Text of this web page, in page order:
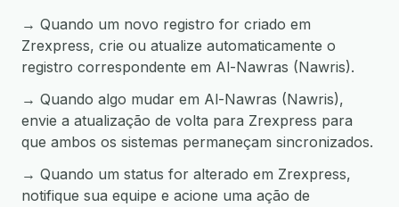
→ Quando um novo registro for criado em
Zrexpress, crie ou atualize automaticamente o
registro correspondente em Al-Nawras (Nawris).
→ Quando algo mudar em Al-Nawras (Nawris),
envie a atualização de volta para Zrexpress para
que ambos os sistemas permaneçam sincronizados.
→ Quando um status for alterado em Zrexpress,
notifique sua equipe e acione uma ação de